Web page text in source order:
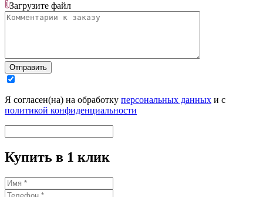
Загрузите файл
Отправить
Я согласен(на) на обработку персональных данных и с
политикой конфиденциальности
Купить в 1 клик